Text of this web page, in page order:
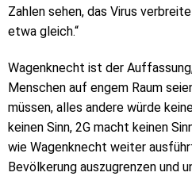
Zahlen sehen, das Virus
etwa gleich.“
Wagenknecht ist der
Menschen auf engem Raum
müssen, alles andere würde
keinen Sinn, 2G macht keinen
wie Wagenknecht weiter
Bevölkerung auszugrenzen und